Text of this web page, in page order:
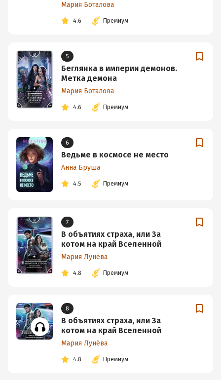
Мария Боталова
4.6 Премиум
5
Беглянка в империи демонов.
Метка демона
Мария Боталова
4.6 Премиум
6
Ведьме в космосе не место
Анна Бруша
4.5 Премиум
7
В объятиях страха, или За
котом на край Вселенной
Мария Лунёва
4.8 Премиум
8
В объятиях страха, или За
котом на край Вселенной
Мария Лунёва
4.8 Премиум